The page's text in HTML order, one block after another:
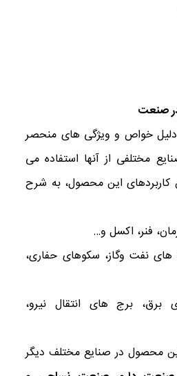
صنعت
خواص و ویژگی های منحصر
مختلفی از آنها استفاده می
کاربردهای این محصول، به شرح
فنر، اکسل و…
های نفت وگاز، سکوهای حفاری،
برق، برج های انتقال نیرو،
این محصول در صنایع مختلف دیگر